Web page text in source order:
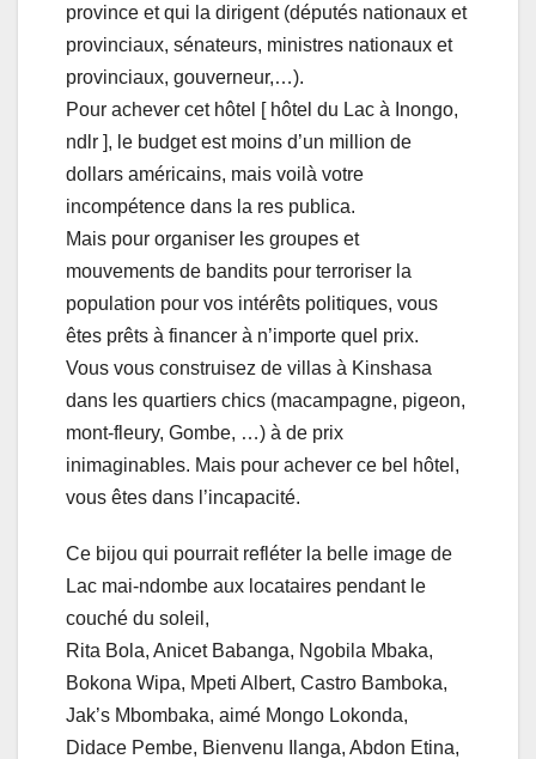
province et qui la dirigent (députés nationaux et
provinciaux, sénateurs, ministres nationaux et
provinciaux, gouverneur,…).
Pour achever cet hôtel [ hôtel du Lac à Inongo,
ndlr ], le budget est moins d’un million de
dollars américains, mais voilà votre
incompétence dans la res publica.
Mais pour organiser les groupes et
mouvements de bandits pour terroriser la
population pour vos intérêts politiques, vous
êtes prêts à financer à n’importe quel prix.
Vous vous construisez de villas à Kinshasa
dans les quartiers chics (macampagne, pigeon,
mont-fleury, Gombe, …) à de prix
inimaginables. Mais pour achever ce bel hôtel,
vous êtes dans l’incapacité.
Ce bijou qui pourrait refléter la belle image de
Lac mai-ndombe aux locataires pendant le
couché du soleil,
Rita Bola, Anicet Babanga, Ngobila Mbaka,
Bokona Wipa, Mpeti Albert, Castro Bamboka,
Jak’s Mbombaka, aimé Mongo Lokonda,
Didace Pembe, Bienvenu Ilanga, Abdon Etina,